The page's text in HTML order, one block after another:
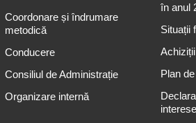
Coordonare și îndrumare
metodică
Conducere
Consiliul de Administrație
Organizare internă
în anul
Situații
Plan
interese